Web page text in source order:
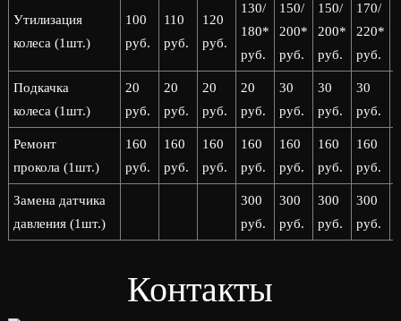
Утилизация
колеса (1шт.)
100
руб.
110
руб.
120
руб.
130/
180*
руб.
150/
200*
руб.
150/
200*
руб.
170/
220*
руб.
Подкачка
колеса (1шт.)
20
руб.
20
руб.
20
руб.
20
руб.
30
руб.
30
руб.
30
руб.
Ремонт
прокола (1шт.)
160
руб.
160
руб.
160
руб.
160
руб.
160
руб.
160
руб.
160
руб.
Замена датчика
давления (1шт.)
300
руб.
300
руб.
300
руб.
300
руб.
Контакты